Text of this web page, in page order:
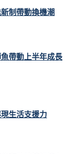
制帶動換機潮
帶動上半年成長
生活支援力